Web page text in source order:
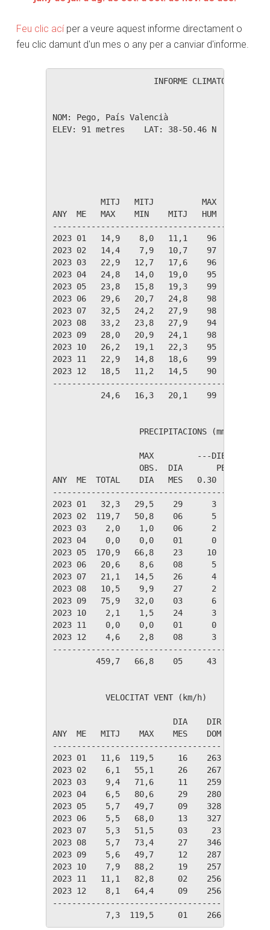
Feu clic acíper a veure aquest informe directament o
feu clic damunt d'un mes o any per a canviar d'informe.
INFORME CLIMATOLÒGIC
NOM: Pego, País Valencià
ELEV: 91 metres    LAT: 38-50.46 N    LONG:
MITJ   MITJ          MAX   MIN
ANY  ME   MAX    MIN    MITJ   HUM
2023 01   14,9    8,0   11,1    96    22
2023 02   14,4    7,9   10,7    97    21
2023 03   22,9   12,7   17,6    96
2023 04   24,8   14,0   19,0    95    15
2023 05   23,8   15,8   19,3    99    23
2023 06   29,6   20,7   24,8    98    25
2023 07   32,5   24,2   27,9    98    18
2023 08   33,2   23,8   27,9    94    23
2023 09   28,0   20,9   24,1    98    31
2023 10   26,2   19,1   22,3    95    33
2023 11   22,9   14,8   18,6    99
2023 12   18,5   11,2   14,5    90
24,6   16,3   20,1    99    14
                  PRECIPITACIONS (mm)
MAX         ---DIES DE
                  OBS.  DIA       PER DAMUNT
ANY  ME  TOTAL    DIA   MES   0.30   3.00
2023 01   32,3   29,5    29      3      1
2023 02  119,7   50,8    06      5      4
2023 03    2,0    1,0    06      2      0
2023 04    0,0    0,0    01      0      0
2023 05  170,9   66,8    23     10      9
2023 06   20,6    8,6    08      5      3
2023 07   21,1   14,5    26      4      2
2023 08   10,5    9,9    27      2      1
2023 09   75,9   32,0    03      6      5
2023 10    2,1    1,5    24      3      0
2023 11    0,0    0,0    01      0      0
2023 12    4,6    2,8    08      3      0
459,7   66,8    05     43     25
           VELOCITAT VENT (km/h)
                         DIA    DIR
ANY  ME   MITJ    MAX    MES    DOM
-----------------------------------
2023 01   11,6  119,5     16    263 O
2023 02    6,1   55,1     26    267 O
2023 03    9,4   71,6     11    259 O
2023 04    6,5   80,6     29    280 O
2023 05    5,7   49,7     09    328 NNO
2023 06    5,5   68,0     13    327 NNO
2023 07    5,3   51,5     03     23 NNE
2023 08    5,7   73,4     27    346 NNO
2023 09    5,6   49,7     12    287 ONO
2023 10    7,9   88,2     19    257 OSO
2023 11   11,1   82,8     02    256 OSO
2023 12    8,1   64,4     09    256 OSO
-----------------------------------